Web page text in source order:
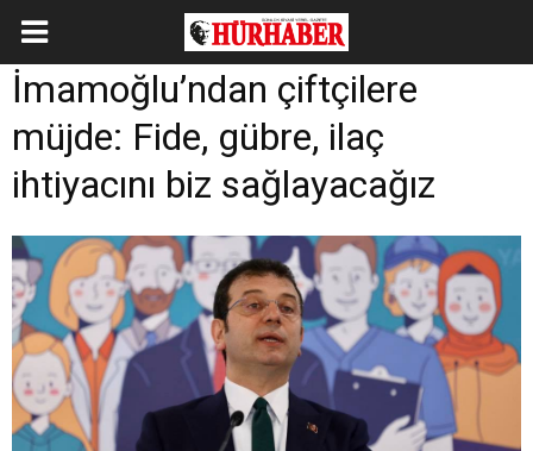
İmamoğlu’ndan çiftçilere
müjde: Fide, gübre, ilaç
ihtiyacını biz sağlayacağız